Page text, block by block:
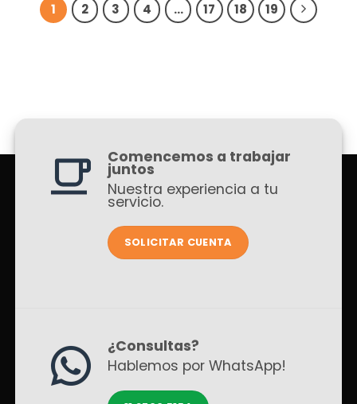
1 2 3 4 … 17 18 19
Comencemos a trabajar
juntos
Nuestra experiencia a tu
servicio.
SOLICITAR CUENTA
¿Consultas?
Hablemos por WhatsApp!